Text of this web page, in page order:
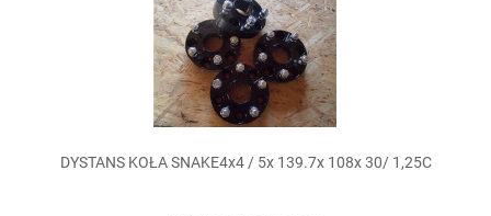
DYSTANS KOŁA SNAKE4x4 / 5x 139.7x 108x 30/ 1,25C